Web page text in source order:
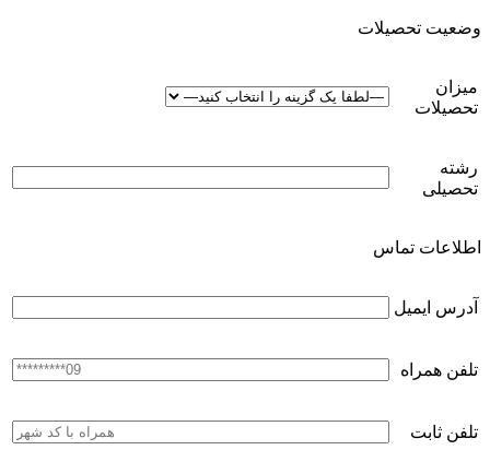
وضعیت تحصیلات
میزان
تحصیلات
رشته
تحصیلی
اطلاعات تماس
آدرس ایمیل
تلفن همراه
تلفن ثابت